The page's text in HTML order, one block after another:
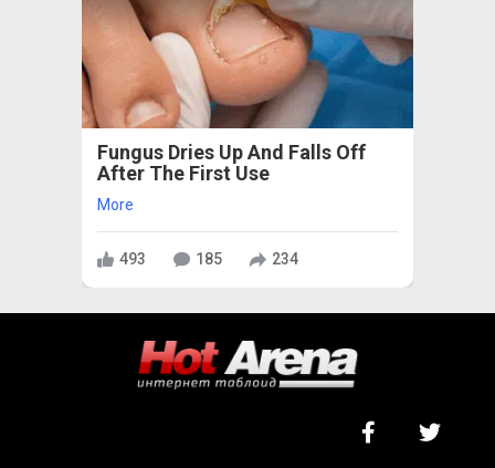
Fungus Dries Up And Falls Off
After The First Use
More
493 185 234